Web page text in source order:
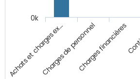
Achats et charges ex…Charges de personnelCharges financières
0k